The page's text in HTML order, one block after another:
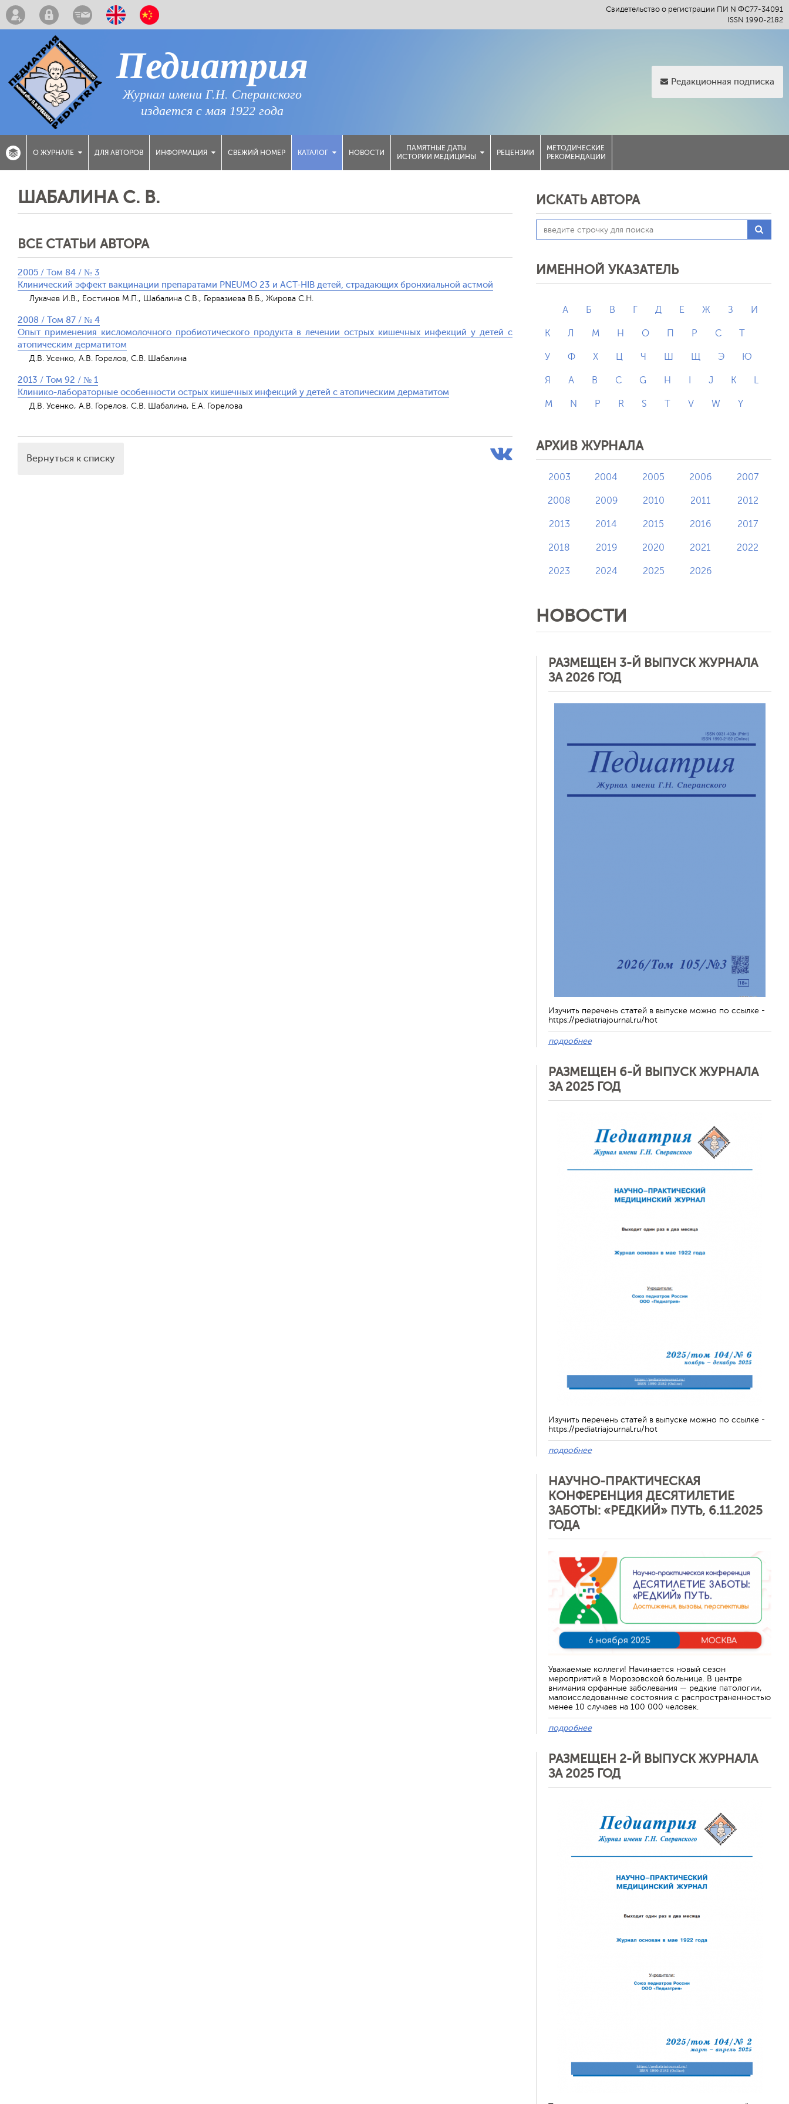
Свидетельство о регистрации ПИ N ФС77-34091
ISSN 1990-2182
Педиатрия
Журнал имени Г.Н. Сперанского
издается с мая 1922 года
Редакционная подписка
О ЖУРНАЛЕ ДЛЯ АВТОРОВ ИНФОРМАЦИЯ СВЕЖИЙ НОМЕР КАТАЛОГ НОВОСТИ
ПАМЯТНЫЕ ДАТЫ
ИСТОРИИ МЕДИЦИНЫ
РЕЦЕНЗИИ
МЕТОДИЧЕСКИЕ
РЕКОМЕНДАЦИИ
ШАБАЛИНА С. В.
ВСЕ СТАТЬИ АВТОРА
2005 / Том 84 / № 3
Клинический эффект вакцинации препаратами PNEUMO 23 и ACT-HIB детей, страдающих бронхиальной астмой
Лукачев И.В., Еостинов М.П., Шабалина С.В., Гервазиева В.Б., Жирова C.H.
2008 / Том 87 / № 4
Опыт применения кисломолочного пробиотического продукта в лечении острых кишечных инфекций у детей с
атопическим дерматитом
Д.В. Усенко, А.В. Горелов, С.В. Шабалина
2013 / Том 92 / № 1
Клинико-лабораторные особенности острых кишечных инфекций у детей с атопическим дерматитом
Д.В. Усенко, А.В. Горелов, С.В. Шабалина, Е.А. Горелова
Вернуться к списку
ИСКАТЬ АВТОРА
ИМЕННОЙ УКАЗАТЕЛЬ
А Б В Г Д Е Ж З И
К Л М Н О П Р С Т
У Ф Х Ц Ч Ш Щ Э Ю
Я A B C G H J K L
M N P R S T V W Y
АРХИВ ЖУРНАЛА
2003 2004 2005 2006 2007
2008 2009 2010 2011 2012
2013 2014 2015 2016 2017
2018 2019 2020 2021 2022
2023 2024 2025 2026
НОВОСТИ
РАЗМЕЩЕН 3-Й ВЫПУСК ЖУРНАЛА
ЗА 2026 ГОД
Изучить перечень статей в выпуске можно по ссылке -
https://pediatriajournal.ru/hot
подробнее
РАЗМЕЩЕН 6-Й ВЫПУСК ЖУРНАЛА
ЗА 2025 ГОД
Изучить перечень статей в выпуске можно по ссылке -
https://pediatriajournal.ru/hot
подробнее
НАУЧНО-ПРАКТИЧЕСКАЯ
КОНФЕРЕНЦИЯ ДЕСЯТИЛЕТИЕ
ЗАБОТЫ: «РЕДКИЙ» ПУТЬ, 6.11.2025
ГОДА
Уважаемые коллеги! Начинается новый сезон
мероприятий в Морозовской больнице. В центре
внимания орфанные заболевания — редкие патологии,
малоисследованные состояния с распространенностью
менее 10 случаев на 100 000 человек.
подробнее
РАЗМЕЩЕН 2-Й ВЫПУСК ЖУРНАЛА
ЗА 2025 ГОД
Отменить